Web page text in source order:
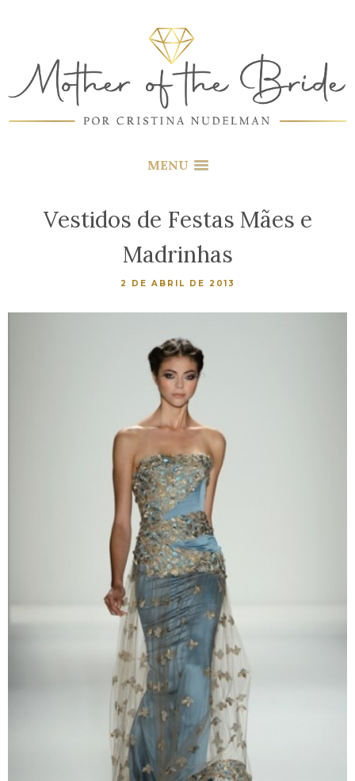
MENU
Vestidos de Festas Mães e
Madrinhas
2 DE ABRIL DE 2013